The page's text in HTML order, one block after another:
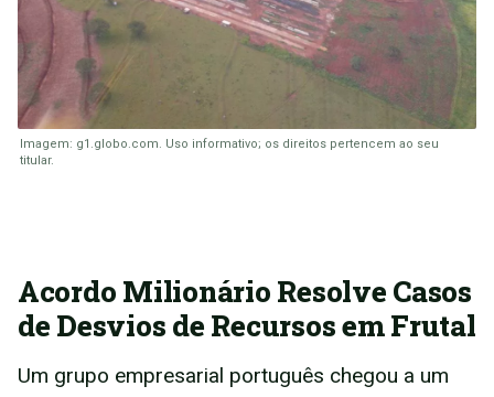
Imagem: g1.globo.com. Uso informativo; os direitos pertencem ao seu
titular.
Acordo Milionário Resolve Casos
de Desvios de Recursos em Frutal
Um grupo empresarial português chegou a um